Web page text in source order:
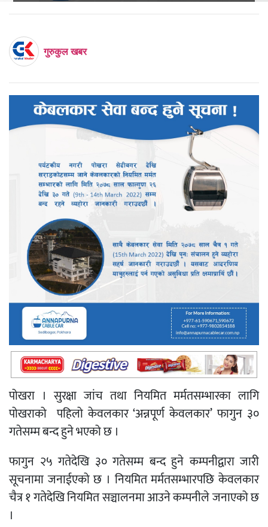
गुरुकुल खबर
पोखरा । सुरक्षा जांच तथा नियमित मर्मतसम्भारका लागि
पोखराको पहिलो केवलकार‘अन्नपूर्ण केवलकार’फागुन ३०
गतेसम्मबन्द हुनेभएकोछ ।
फागुन २५ गतेदेखि ३० गतेसम्म बन्द हुने कम्पनीद्वारा जारी
सूचनामाजनाईएकोछ । नियमितमर्मतसम्भारपछि केवलकार
चैत्र१गतेदेखि नियमितसञ्चालनमाआउनेकम्पनीलेजनाएकोछ
।